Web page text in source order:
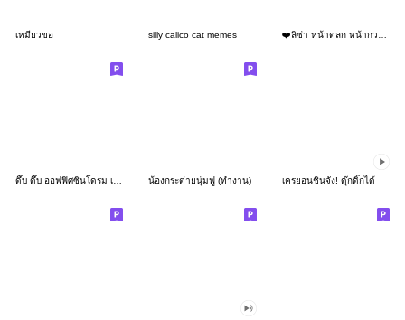
เหมียวขอ silly calico cat memes
ดึ๊บ ดึ๊บ ออฟฟิศซินโดรม เก้า น้องกระต่ายนุ่มฟู (ทำงาน) เครยอนชินจัง! ดุ๊กดิ๊กได้